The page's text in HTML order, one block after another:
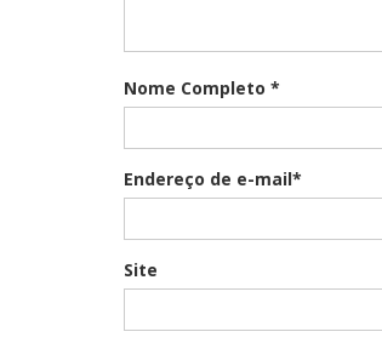
Nome Completo *
Endereço de e-mail*
Site